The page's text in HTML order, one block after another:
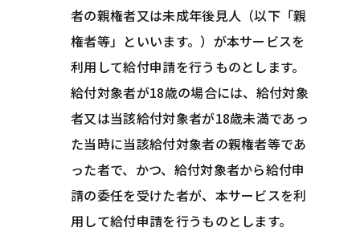
者の親権者又は未成年後見人（以下「親
権者等」といいます。）が本サービスを
利用して給付申請を行うものとします。
給付対象者が18歳の場合には、給付対象
者又は当該給付対象者が18歳未満であっ
た当時に当該給付対象者の親権者等であ
った者で、かつ、給付対象者から給付申
請の委任を受けた者が、本サービスを利
用して給付申請を行うものとします。